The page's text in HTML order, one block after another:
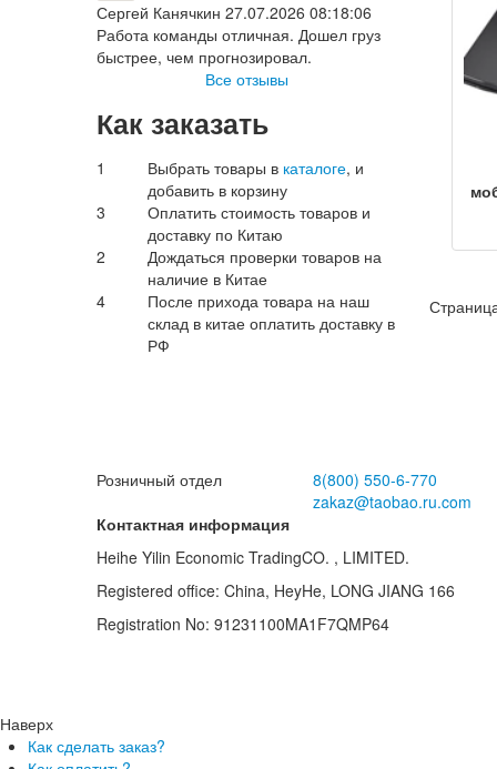
Сергей Канячкин 27.07.2026 08:18:06
Работа команды отличная. Дошел груз
быстрее, чем прогнозировал.
Все отзывы
Как заказать
1 Выбрать товары в каталоге, и
добавить в корзину
3
Оплатить стоимость товаров и
доставку по Китаю
2
Дождаться проверки товаров на
наличие в Китае
4
После прихода товара на наш
склад в китае оплатить доставку в
РФ
Розничный отдел
8(800) 550-6-770
zakaz@taobao.ru.com
Контактная информация
Heihe Yilin Economic TradingCO. , LIMITED.
Registered office: China, HeyHe, LONG JIANG 166
Registration No: 91231100MA1F7QMP64
Наверх
Как сделать заказ?